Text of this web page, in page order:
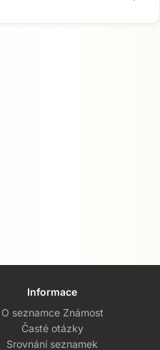
Informace
O seznamce Známost
Časté otázky
Srovnání seznamek